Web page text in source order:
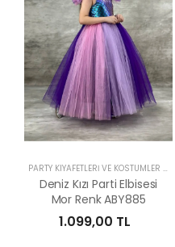
PARTY KIYAFETLERİ VE KOSTÜMLER
Deniz Kızı Parti Elbisesi
Mor Renk ABY885
1.099,00 TL